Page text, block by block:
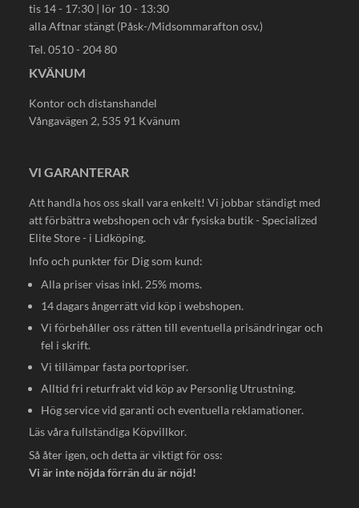
tis 14 - 17:30 | lör 10 - 13:30
alla Aftnar stängt (Påsk-/Midsommarafton osv.)
Tel. 0510 - 204 80
KVÄNUM
Kontor och distanshandel
Vångavägen 2, 535 91 Kvänum
VI GARANTERAR
Att handla hos oss skall vara enkelt! Vi jobbar ständigt med
att förbättra webshopen och vår fysiska butik - Specialized
Elite Store - i Lidköping.
Info och punkter för Dig som kund:
Alla priser visas inkl. 25% moms.
14 dagars ångerrätt vid köp i webshopen.
Vi förbehåller oss rätten till eventuella prisändringar och
fel i skrift.
Vi tillämpar fasta portopriser.
Alltid fri returfrakt vid köp av Personlig Utrustning.
Hög service vid garanti och eventuella reklamationer.
Läs våra fullständiga Köpvillkor.
Så åter igen, och detta är viktigt för oss:
Vi är inte nöjda förrän du är nöjd!